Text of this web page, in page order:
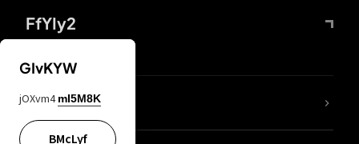
FfYIy2
DDcvSo
GIvKYW
jOXvm4 mI5M8K
BMcLyf